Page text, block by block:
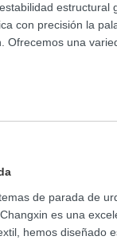
estructural
con precisión la
Ofrecemos una
de parada de
es una
hemos diseñado